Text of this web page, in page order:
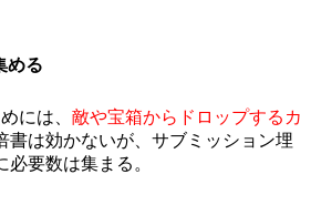
める
には、 敵や宝箱からドロップするカ
書は効かないが、サブミッション埋
要数は集まる。